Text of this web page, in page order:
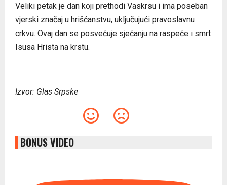
Veliki petak je dan koji prethodi Vaskrsu i ima poseban
vjerski značaj u hrišćanstvu, uključujući pravoslavnu
crkvu. Ovaj dan se posvećuje sjećanju na raspeće i smrt
Isusa Hrista na krstu.
Izvor: Glas Srpske
BONUS VIDEO